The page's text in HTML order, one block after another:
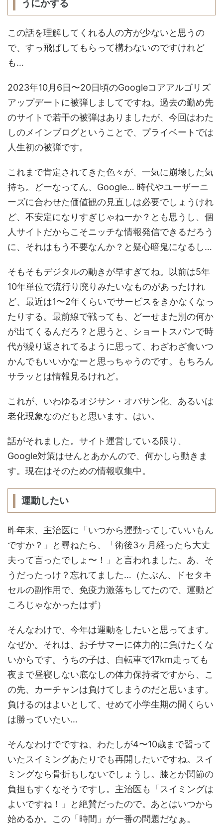
うにかする
この話を理解してくれる人の方が少ないと思うの
で、すっ飛ばしてもらって構わないのですけれど
も…
2023年10月6日〜20日頃のGoogleコアアルゴリズ
アップデートに被弾しましてですね。過去の勤め先
のサイトで若干の被弾はありましたが、今回はわた
しのメインブログということで、プライベートでは
人生初の被弾です。
これまで肯定されてきた色々が、一気に崩壊した気
持ち。どーなってん、Google… 時代やユーザーニ
ーズに合わせた価値観の見直しは必要でしょうけれ
ど、不安定になりすぎじゃねーか？とも思うし、個
人サイトだからこそニッチな情報発信できるだろう
に、それはもう不要なんか？と疑心暗鬼になるし…
そもそもデジタルの動きが早すぎてね。以前は5年
10年単位で流行り廃りみたいなものがあったけれ
ど、最近は1〜2年くらいでサービスをきかなくなっ
たりする。最前線で戦っても、どーせまた別の何か
が出てくるんだろ？と思うと、ショートスパンで時
代が繰り返されてるように思って、わざわざ食いつ
かんでもいいかなーと思っちゃうのです。もちろん
サラッとは情報見るけれど。
これが、いわゆるオジサン・オバサン化、あるいは
老化現象なのだもと思います。はい。
話がそれました。サイト運営している限り、
Google対策はせんとあかんので、何かしら動きま
す。現在はそのための情報収集中。
運動したい
昨年末、主治医に「いつから運動ってしていいもん
ですか？」と尋ねたら、「術後3ヶ月経ったら大丈
夫って言ったでしょ〜！」と言われました。あ、そ
うだったっけ？忘れてました…（たぶん、ドセタキ
セルの副作用で、免疫力激落ちしてたので、運動ど
ころじゃなかったはず）
そんなわけで、今年は運動をしたいと思ってます。
なぜか。それは、お子サマーに体力的に負けたくな
いからです。うちの子は、自転車で17km走っても
夜まで昼寝しない底なしの体力保持者ですから、こ
の先、カーチャンは負けてしまうのだと思います。
負けるのはよいとして、せめて小学生期の間くらい
は勝っていたい…
そんなわけでですね、わたしが4〜10歳まで習って
いたスイミングあたりでも再開したいですね。スイ
ミングなら骨折もしないでしょうし。膝とか関節の
負担もすくなそうですし。主治医も「スイミングは
よいですね！」と絶賛だったので。あとはいつから
始めるか。この「時間」が一番の問題だなぁ。